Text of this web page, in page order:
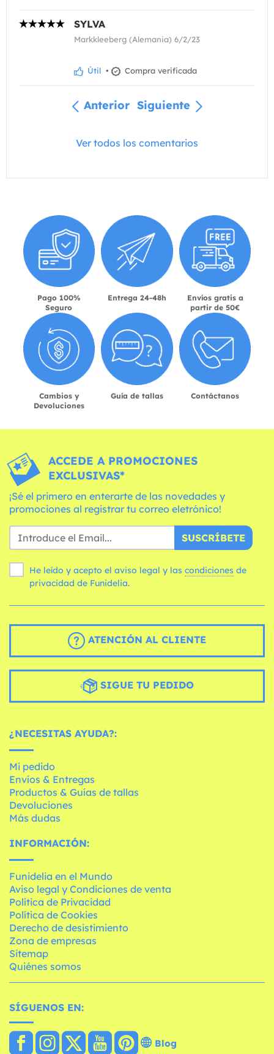
SYLVA
Markkleeberg (Alemania) 6/2/23
Útil • Compra verificada
Anterior Siguiente
Ver todos los comentarios
Pago 100%
Seguro
Entrega 24-48h
Envíos gratis a
partir de 50€
Cambios y
Devoluciones
Guía de tallas Contáctanos
ACCEDE A PROMOCIONES
EXCLUSIVAS*
¡Sé el primero en enterarte de las novedades y
promociones al registrar tu correo eletrónico!
SUSCRÍBETE
He leído y acepto el aviso legal y las condiciones
privacidad de Funidelia.
ATENCIÓN AL CLIENTE
SIGUE TU PEDIDO
¿NECESITAS AYUDA?:
Mi pedido
Envíos & Entregas
Productos & Guías de tallas
Devoluciones
Más dudas
INFORMACIÓN:
Funidelia en el Mundo
Aviso legal y Condiciones de venta
Política de Privacidad
Política de Cookies
Derecho de desistimiento
Zona de empresas
Sitemap
Quiénes somos
SÍGUENOS EN:
Blog